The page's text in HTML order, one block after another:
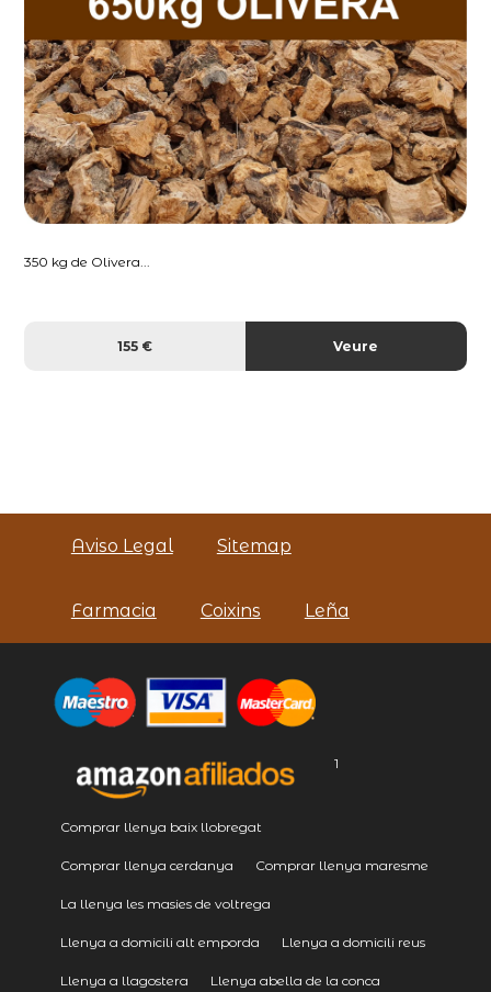
350 kg de Olivera...
155 € Veure
Aviso Legal Sitemap
Farmacia Coixins Leña
1
Comprar llenya baix llobregat
Comprar llenya cerdanya Comprar llenya maresme
La llenya les masies de voltrega
Llenya a domicili alt emporda Llenya a domicili reus
Llenya a llagostera Llenya abella de la conca